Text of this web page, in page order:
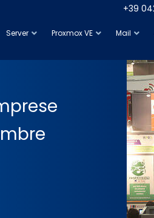
+39
Server Proxmox VE Mail